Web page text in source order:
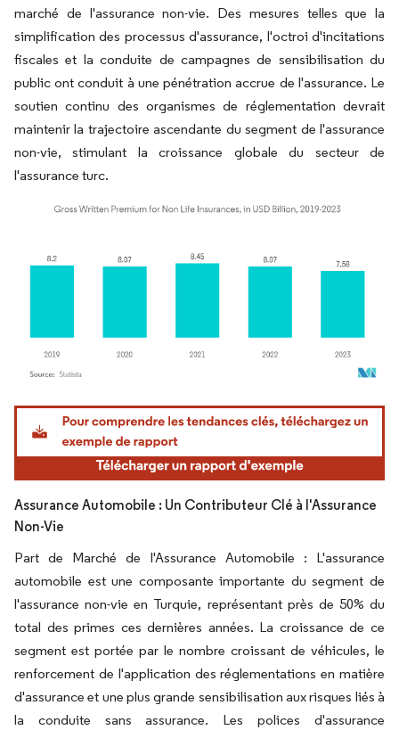
marché de l'assurance non-vie. Des mesures telles que la
simplification des processus d'assurance, l'octroi d'incitations
fiscales et la conduite de campagnes de sensibilisation du
public ont conduit à une pénétration accrue de l'assurance. Le
soutien continu des organismes de réglementation devrait
maintenir la trajectoire ascendante du segment de l'assurance
non-vie, stimulant la croissance globale du secteur de
l'assurance turc.
Image © Mordor Intelligence. La réutilisation nécessite une attribution sous CC BY
Assurance Automobile : Un Contributeur Clé à l'Assurance
Non-Vie
Part de Marché de l'Assurance Automobile : L'assurance
automobile est une composante importante du segment de
l'assurance non-vie en Turquie, représentant près de 50% du
total des primes ces dernières années. La croissance de ce
segment est portée par le nombre croissant de véhicules, le
renforcement de l'application des réglementations en matière
d'assurance et une plus grande sensibilisation aux risques liés à
la conduite sans assurance. Les polices d'assurance